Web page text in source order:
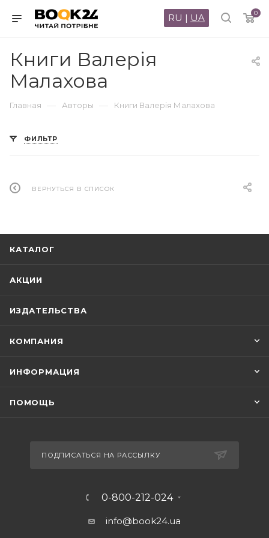
0
RU | UA
Книги Валерія
Малахова
Главная — Авторы — Книги Валерія Малахова
ФИЛЬТР
ВЕРНУТЬСЯ В СПИСОК
КАТАЛОГ
АКЦИИ
ИЗДАТЕЛЬСТВА
КОМПАНИЯ
ИНФОРМАЦИЯ
ПОМОЩЬ
ПОДПИСАТЬСЯ НА РАССЫЛКУ
0-800-212-024
info@book24.ua